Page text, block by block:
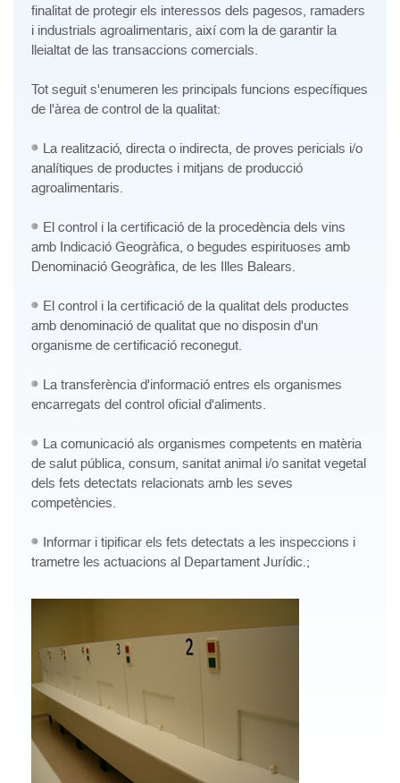
finalitat de protegir els interessos dels pagesos, ramaders
i industrials agroalimentaris, així com la de garantir la
lleialtat de las transaccions comercials.
Tot seguit s'enumeren les principals funcions específiques
de l'àrea de control de la qualitat:
La realització, directa o indirecta, de proves pericials i/o
analítiques de productes i mitjans de producció
agroalimentaris.
El control i la certificació de la procedència dels vins
amb Indicació Geogràfica, o begudes espirituoses amb
Denominació Geogràfica, de les Illes Balears.
El control i la certificació de la qualitat dels productes
amb denominació de qualitat que no disposin d'un
organisme de certificació reconegut.
La transferència d'informació entres els organismes
encarregats del control oficial d'aliments.
La comunicació als organismes competents en matèria
de salut pública, consum, sanitat animal i/o sanitat vegetal
dels fets detectats relacionats amb les seves
competències.
Informar i tipificar els fets detectats a les inspeccions i
trametre les actuacions al Departament Jurídic.;